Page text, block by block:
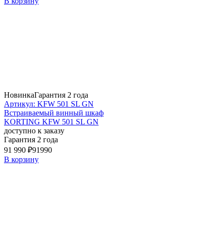
НовинкаГарантия 2 года
Артикул: KFW 501 SL GN
Встраиваемый винный шкаф
KORTING KFW 501 SL GN
доступно к заказу
Гарантия 2 года
91 990 ₽91990
В корзину